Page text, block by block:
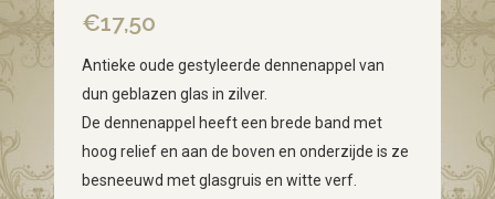
€17,50
Antieke oude gestyleerde dennenappel van
dun geblazen glas in zilver.
De dennenappel heeft een brede band met
hoog relief en aan de boven en onderzijde is ze
besneeuwd met glasgruis en witte verf.